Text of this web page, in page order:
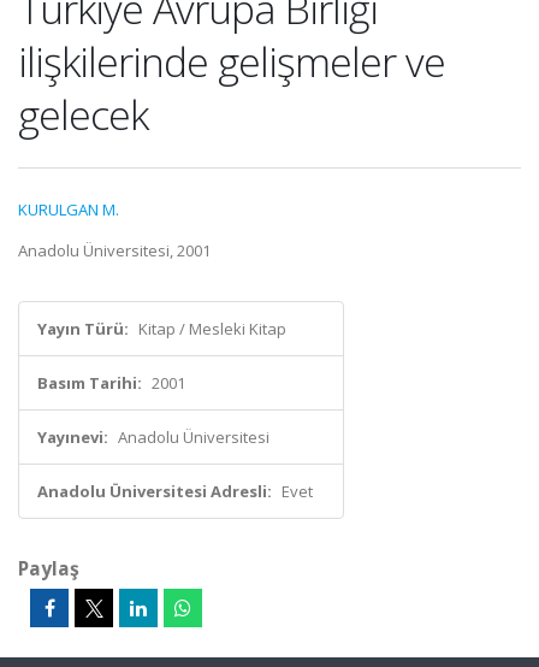
ilişkilerinde gelişmeler ve
gelecek
KURULGAN M.
Anadolu Üniversitesi, 2001
Yayın Türü: Kitap / Mesleki Kitap
Basım Tarihi: 2001
Yayınevi: Anadolu Üniversitesi
Anadolu Üniversitesi Adresli: Evet
Paylaş